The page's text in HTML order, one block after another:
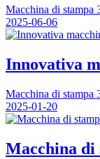
Macchina di stampa
2025-06-06
Innovativa
Macchina di stampa
2025-01-20
Macchina di